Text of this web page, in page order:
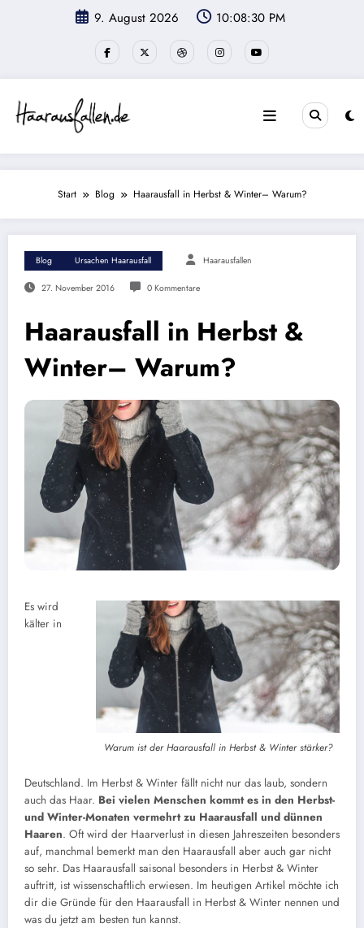
9. August 2026 10:08:31 PM
Start Blog Haarausfall in Herbst & Winter– Warum?
Blog Ursachen Haarausfall Haarausfallen
27. November 2016 0 Kommentare
Haarausfall in Herbst &
Winter– Warum?
Warum ist der Haarausfall in Herbst & Winter stärker?
Es wird
kälter in
Deutschland. Im Herbst & Winter fällt nicht nur das laub, sondern
auch das Haar. Bei vielen Menschen kommt es in den Herbst-
und Winter-Monaten vermehrt zu Haarausfall und dünnen
Haaren. Oft wird der Haarverlust in diesen Jahreszeiten besonders
auf, manchmal bemerkt man den Haarausfall aber auch gar nicht
so sehr. Das Haarausfall saisonal besonders in Herbst & Winter
auftritt, ist wissenschaftlich erwiesen. Im heutigen Artikel möchte ich
dir die Gründe für den Haarausfall in Herbst & Winter nennen und
was du jetzt am besten tun kannst.